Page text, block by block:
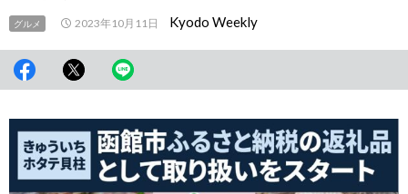
グルメ 2023年10月11日 Kyodo Weekly